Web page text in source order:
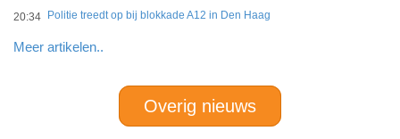
20:34 Politie treedt op bij blokkade A12 in Den Haag
Meer artikelen..
Overig nieuws